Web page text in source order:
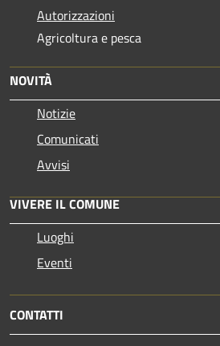
Autorizzazioni
Agricoltura e pesca
NOVITÀ
Notizie
Comunicati
Avvisi
VIVERE IL COMUNE
Luoghi
Eventi
CONTATTI